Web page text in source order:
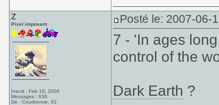
Z
Pixel imposant
Inscrit : Feb 18, 2006
Messages : 636
De : Courbevoie, 92
Posté le: 2007-06-
7 - 'In ages
control of the
Dark Earth ?